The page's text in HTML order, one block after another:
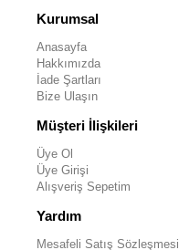
Kurumsal
Anasayfa
Hakkımızda
İade Şartları
Bize Ulaşın
Müşteri İlişkileri
Üye Ol
Üye Girişi
Alışveriş Sepetim
Yardım
Mesafeli Satış Sözleşmesi